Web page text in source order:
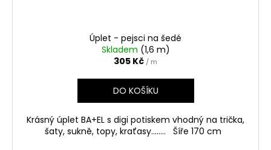
Úplet - pejsci na šedé
Skladem (1,6 m)
305 Kč / m
DO KOŠÍKU
Krásný úplet BA+EL s digi potiskem vhodný na trička,
šaty, sukně, topy, kraťasy........ Šíře 170 cm